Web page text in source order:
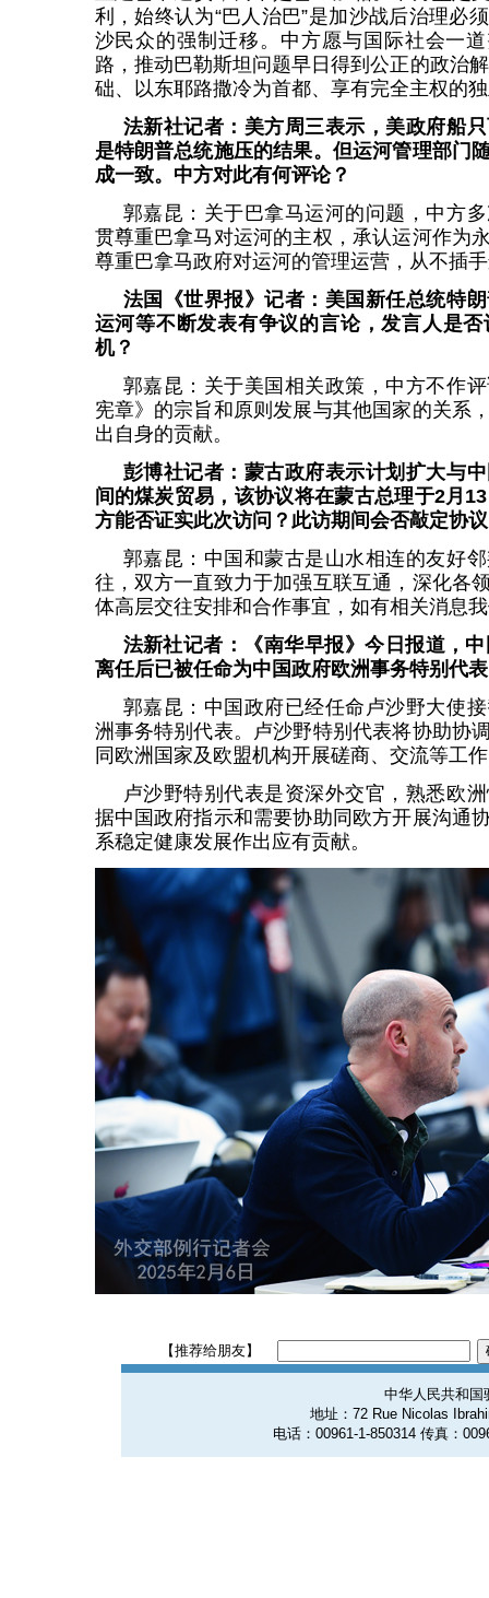
利，始终认为“巴人治巴”是加沙战后治理必
沙民众的强制迁移。中方愿与国际社会一
路，推动巴勒斯坦问题早日得到公正的政治
础、以东耶路撒冷为首都、享有完全主权的
法新社记者：美方周三表示，美政府船
是特朗普总统施压的结果。但运河管理部门
成一致。中方对此有何评论？
郭嘉昆：关于巴拿马运河的问题，中方
贯尊重巴拿马对运河的主权，承认运河作为
尊重巴拿马政府对运河的管理运营，从不插
法国《世界报》记者：美国新任总统特
运河等不断发表有争议的言论，发言人是
机？
郭嘉昆：关于美国相关政策，中方不作
宪章》的宗旨和原则发展与其他国家的关系
出自身的贡献。
彭博社记者：蒙古政府表示计划扩大与
间的煤炭贸易，该协议将在蒙古总理于2月
方能否证实此次访问？此访期间会否敲定协
郭嘉昆：中国和蒙古是山水相连的友好
往，双方一直致力于加强互联互通，深化各
体高层交往安排和合作事宜，如有相关消息
法新社记者：《南华早报》今日报道，
离任后已被任命为中国政府欧洲事务特别代
郭嘉昆：中国政府已经任命卢沙野大使
洲事务特别代表。卢沙野特别代表将协助协
同欧洲国家及欧盟机构开展磋商、交流等工
卢沙野特别代表是资深外交官，熟悉欧
据中国政府指示和需要协助同欧方开展沟通
系稳定健康发展作出应有贡献。
【推荐给朋友】
中华人民共和国
地址：72 Rue Nicolas
电话：00961-1-850314 传真：